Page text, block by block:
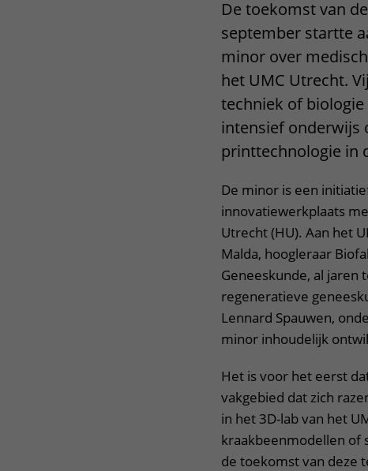
De toekomst van
september startte
minor over
het UMC Utrecht.
techniek of biologie
intensief onderwijs
printtechnologie in
De minor is een
innovatiewerkplaats
Utrecht (HU). Aan het
Malda, hoogleraar
Geneeskunde, al jaren
regeneratieve
Lennard Spauwen,
minor inhoudelijk
Het is voor het eerst
vakgebied dat zich
in het 3D-lab van het
kraakbeenmodellen of
de toekomst van deze